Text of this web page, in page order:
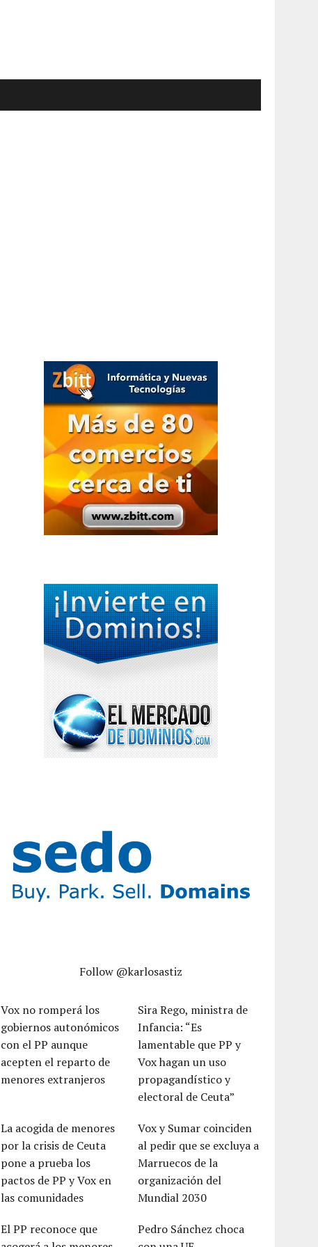
Follow @karlosastiz
Vox no romperá los
gobiernos autonómicos
con el PP aunque
acepten el reparto de
menores extranjeros
Sira Rego, ministra de
Infancia: “Es
lamentable que PP y
Vox hagan un uso
propagandístico y
electoral de Ceuta”
La acogida de menores
por la crisis de Ceuta
pone a prueba los
pactos de PP y Vox en
las comunidades
Vox y Sumar coinciden
al pedir que se excluya a
Marruecos de la
organización del
Mundial 2030
El PP reconoce que
Pedro Sánchez choca